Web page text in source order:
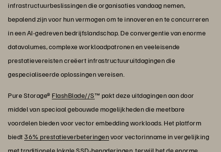
infrastructuurbeslissingen die organisaties vandaag nemen,
bepalend zijn voor hun vermogen om te innoveren en te concurreren
in een AI-gedreven bedrijfslandschap. De convergentie van enorme
datavolumes, complexe workloadpatronen en veeleisende
prestatievereisten creëert infrastructuuruitdagingen die
gespecialiseerde oplossingen vereisen.
Pure Storage® FlashBlade//S™ pakt deze uitdagingen aan door
middel van speciaal gebouwde mogelijkheden die meetbare
voordelen bieden voor vector embedding workloads. Het platform
biedt36% prestatieverbeteringenvoor vectorinname in vergelijking